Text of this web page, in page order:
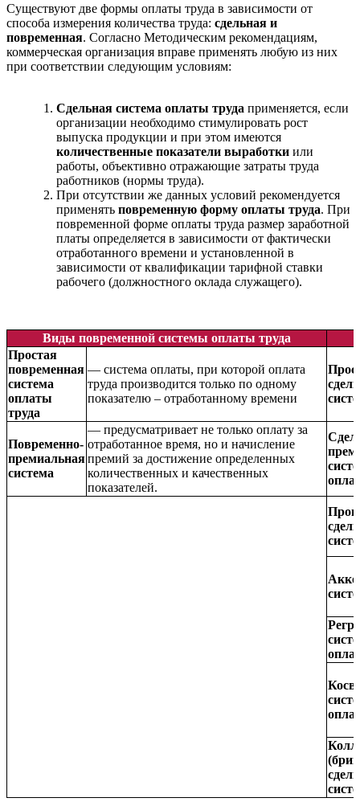
Существуют две формы оплаты труда в зависимости от
способа измерения количества труда: сдельная и
повременная. Согласно Методическим рекомендациям,
коммерческая организация вправе применять любую из них
при соответствии следующим условиям:
Сдельная система оплаты труда применяется, если
организации необходимо стимулировать рост
выпуска продукции и при этом имеются
количественные показатели выработкиили
работы, объективно отражающие затраты труда
работников (нормы труда).
При отсутствии же данных условий рекомендуется
применять повременную форму оплаты труда. При
повременной форме оплаты труда размер заработной
платы определяется в зависимости от фактически
отработанного времени и установленной в
зависимости от квалификации тарифной ставки
рабочего (должностного оклада служащего).
Виды повременной системы оплаты труда
Простая
повременная
система
оплаты
труда
— система оплаты, при которой оплата
труда производится только по одному
показателю – отработанному времени
Повременно-
премиальная
система
— предусматривает не только оплату за
отработанное время, но и начисление
премий за достижение определенных
количественных и качественных
показателей.